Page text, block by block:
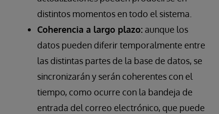
distintos momentos en todo el sistema.
Coherencia a largo plazo: aunque los
datos pueden diferir temporalmente entre
las distintas partes de la base de datos, se
sincronizarán y serán coherentes con el
tiempo, como ocurre con la bandeja de
entrada del correo electrónico, que puede